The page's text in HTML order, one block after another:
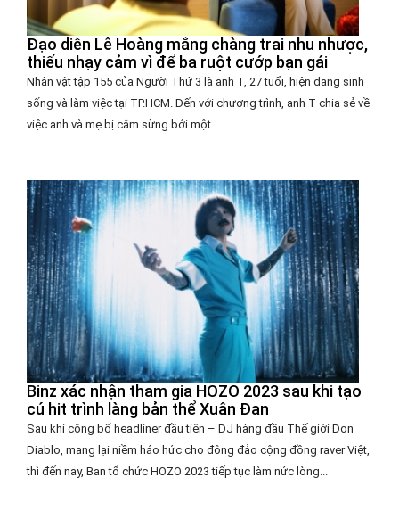
Đạo diễn Lê Hoàng mắng chàng trai nhu nhược,
thiếu nhạy cảm vì để ba ruột cướp bạn gái
Nhân vật tập 155 của Người Thứ 3 là anh T, 27 tuổi, hiện đang sinh
sống và làm việc tại TP.HCM. Đến với chương trình, anh T chia sẻ về
việc anh và mẹ bị cắm sừng bởi một...
Binz xác nhận tham gia HOZO 2023 sau khi tạo
cú hit trình làng bản thể Xuân Đan
Sau khi công bố headliner đầu tiên – DJ hàng đầu Thế giới Don
Diablo, mang lại niềm háo hức cho đông đảo cộng đồng raver Việt,
thì đến nay, Ban tổ chức HOZO 2023 tiếp tục làm nức lòng...